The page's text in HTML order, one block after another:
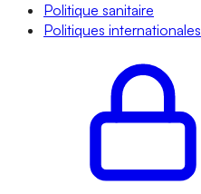
Politique sanitaire
Politiques internationales